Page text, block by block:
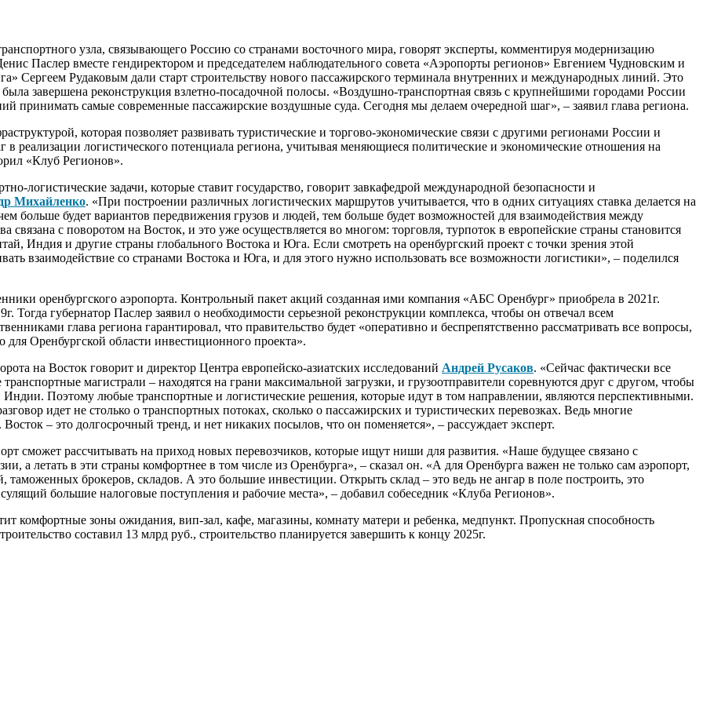
узла, связывающего Россию со странами восточного мира, говорят эксперты, комментируя модернизацию
Паслер вместе гендиректором и председателем наблюдательного совета «Аэропорты регионов» Евгением Чудновским и
Сергеем Рудаковым дали старт строительству нового пассажирского терминала внутренних и международных линий. Это
завершена реконструкция взлетно-посадочной полосы. «Воздушно-транспортная связь с крупнейшими городами России
принимать самые современные пассажирские воздушные суда. Сегодня мы делаем очередной шаг», – заявил глава региона.
которая позволяет развивать туристические и торгово-экономические связи с другими регионами России и
реализации логистического потенциала региона, учитывая меняющиеся политические и экономические отношения на
«Клуб Регионов».
логистические задачи, которые ставит государство, говорит завкафедрой международной безопасности и
Михайленко. «При построении различных логистических маршрутов учитывается, что в одних ситуациях ставка делается на
больше будет вариантов передвижения грузов и людей, тем больше будет возможностей для взаимодействия между
с поворотом на Восток, и это уже осуществляется во многом: торговля, турпоток в европейские страны становится
Индия и другие страны глобального Востока и Юга. Если смотреть на оренбургский проект с точки зрения этой
взаимодействие со странами Востока и Юга, и для этого нужно использовать все возможности логистики», – поделился
оренбургского аэропорта. Контрольный пакет акций созданная ими компания «АБС Оренбург» приобрела в 2021г.
Тогда губернатор Паслер заявил о необходимости серьезной реконструкции комплекса, чтобы он отвечал всем
глава региона гарантировал, что правительство будет «оперативно и беспрепятственно рассматривать все вопросы,
для Оренбургской области инвестиционного проекта».
на Восток говорит и директор Центра европейско-азиатских исследований Андрей Русаков. «Сейчас фактически все
магистрали – находятся на грани максимальной загрузки, и грузоотправители соревнуются друг с другом, чтобы
Поэтому любые транспортные и логистические решения, которые идут в том направлении, являются перспективными.
идет не столько о транспортных потоках, сколько о пассажирских и туристических перевозках. Ведь многие
– это долгосрочный тренд, и нет никаких посылов, что он поменяется», – рассуждает эксперт.
сможет рассчитывать на приход новых перевозчиков, которые ищут ниши для развития. «Наше будущее связано с
а летать в эти страны комфортнее в том числе из Оренбурга», – сказал он. «А для Оренбурга важен не только сам аэропорт,
брокеров, складов. А это большие инвестиции. Открыть склад – это ведь не ангар в поле построить, это
большие налоговые поступления и рабочие места», – добавил собеседник «Клуба Регионов».
комфортные зоны ожидания, вип-зал, кафе, магазины, комнату матери и ребенка, медпункт. Пропускная способность
составил 13 млрд руб., строительство планируется завершить к концу 2025г.